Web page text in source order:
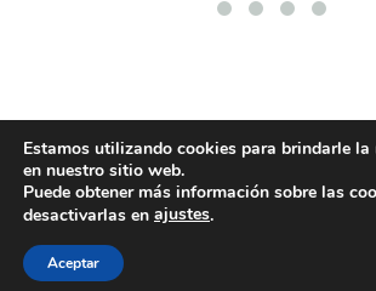
POLÍTICA DE COOKIES POLÍTICA DE
© 2026 ACMS.
Estamos utilizando cookies para brindarle la
en nuestro sitio web.
Puede obtener más información sobre las
desactivarlas en ajustes.
Aceptar